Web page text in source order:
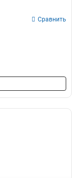
Сравнить